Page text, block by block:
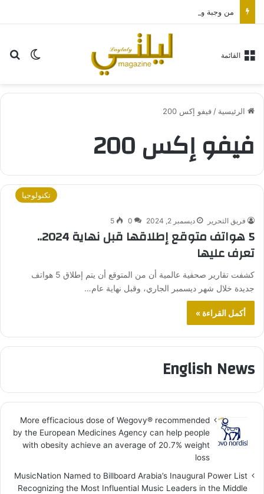
الوضع القائمة
الرئيسية /فيفو إكس 200
فيفو إكس 200
تكنولوجيا
فريق التحرير ديسمبر 2, 2024 0
5
5 هواتف متوقع إطلاقها قبل نهاية 2024..
تعرف عليها
كشفت تقارير صحفية عالمية أن من المتوقع أن يتم إطلاق 5 هواتف
جديدة خلال شهر ديسمبر الجاري، وقبل نهاية عام…
أكمل القراءة »
English News
More efficacious dose of Wegovy®️ recommended
by the European Medicines Agency can help people
with obesity achieve an average of 20.7% weight
loss
MusicNation Named to Billboard Arabia’s Inaugural Power List
Recognizing the Most Influential Music Leaders in the Middle